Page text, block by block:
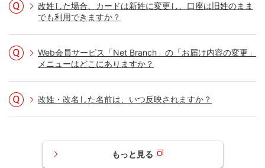
改姓した場合、カードは新姓に変更し、口座は旧姓のまま
でも利用できますか？
Web会員サービス「Net Branch」の「お届け内容の変更」
メニューはどこにありますか？
改姓・改名した名前は、いつ反映されますか？
もっと見る